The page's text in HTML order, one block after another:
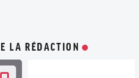
LA RÉDACTION